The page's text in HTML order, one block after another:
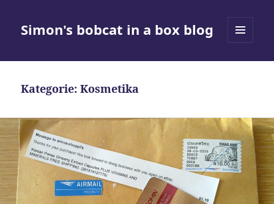
Simon's bobcat in a box blog
Kategorie:Kosmetika